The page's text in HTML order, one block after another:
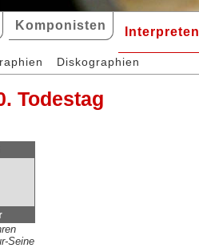
Komponisten Interpreten
Diskographien
Todestag
Seine